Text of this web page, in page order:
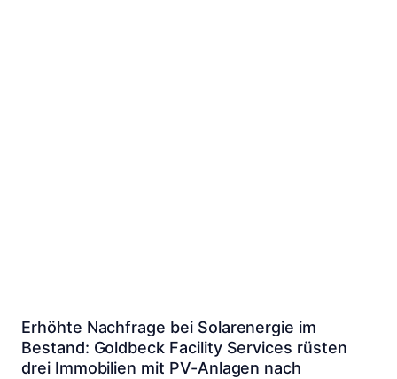
Erhöhte Nachfrage bei Solarenergie im
Bestand: Goldbeck Facility Services rüsten
drei Immobilien mit PV-Anlagen nach